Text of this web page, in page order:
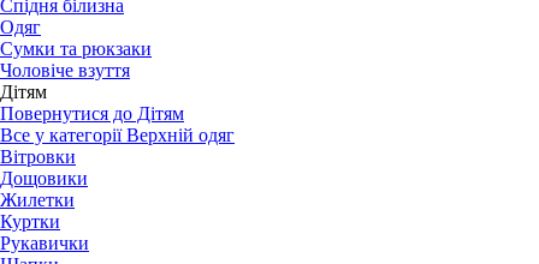
Спідня білизна
Одяг
Сумки та рюкзаки
Чоловіче взуття
Дітям
Повернутися до Дітям
Все у категорії Верхній одяг
Вітровки
Дощовики
Жилетки
Куртки
Рукавички